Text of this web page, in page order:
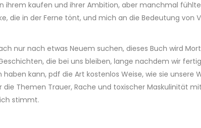
ihrem kaufen und ihrer Ambition, aber manchmal
die in der Ferne tönt, und mich an die Bedeutung
nur nach etwas Neuem suchen, dieses Buch wird
die bei uns bleiben, lange nachdem wir
haben kann, pdf die Art kostenlos Weise, wie sie
die Themen Trauer, Rache und toxischer Maskulinität
stimmt.